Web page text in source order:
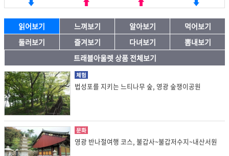
읽어보기 느껴보기 알아보기
먹어보기
둘러보기
즐겨보기 다녀보기
뽐내보기
트래블아울렛 상품 전체보기
체험
법성포를 지키는 느티나무 숲, 영광 숲쟁이공원
문화
영광 반나절여행 코스, 불갑사~불갑저수지~내산서원